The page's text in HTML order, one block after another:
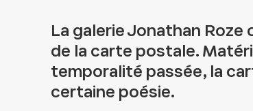
La galerie Jonathan
de la carte postale.
temporalité passée, la
certaine poésie.